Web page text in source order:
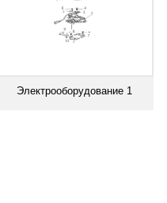
Электрооборудование 1